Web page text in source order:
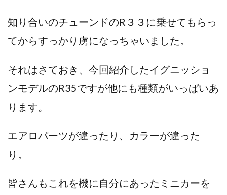
知り合いのチューンドのR３３に乗せてもらっ
てからすっかり虜になっちゃいました。
それはさておき、今回紹介したイグニッショ
ンモデルのR35ですが他にも種類がいっぱいあ
ります。
エアロパーツが違ったり、カラーが違った
り。
皆さんもこれを機に自分にあったミニカーを